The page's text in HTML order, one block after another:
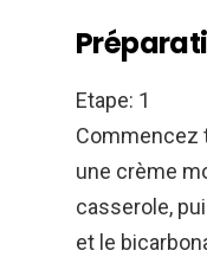
Etape: 1
Commencez
une crème
casserole,
et le